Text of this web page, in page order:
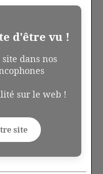
d'être vu !
dans nos
sur le web !
site